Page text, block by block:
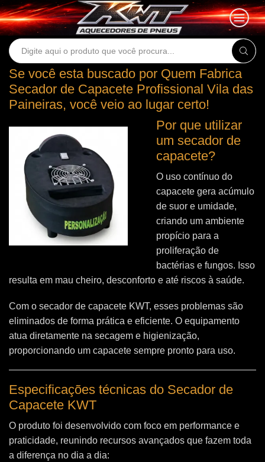
Search
Se você esta buscado por Quem Fabrica
Secador de Capacete Profissional Vila das
Paineiras, você veio ao lugar certo!
Por que utilizar
um secador de
capacete?
O uso contínuo do
capacete gera acúmulo
de suor e umidade,
criando um ambiente
propício para a
proliferação de
bactérias e fungos. Isso
resulta em mau cheiro, desconforto e até riscos à saúde.
Com o secador de capacete KWT, esses problemas são
eliminados de forma prática e eficiente. O equipamento
atua diretamente na secagem e higienização,
proporcionando um capacete sempre pronto para uso.
Especificações técnicas do Secador de
Capacete KWT
O produto foi desenvolvido com foco em performance e
praticidade, reunindo recursos avançados que fazem toda
a diferença no dia a dia: